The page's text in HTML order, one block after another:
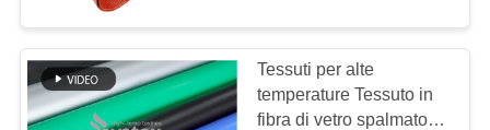
CONTROLLO
DELLA
QUALITÀ
Tessuti per alte
temperature Tessuto in
fibra di vetro spalmato di